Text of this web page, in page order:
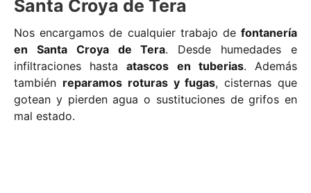
Santa Croya de Tera
Nos encargamos de cualquier trabajo de fontanería
en Santa Croya de Tera. Desde humedades e
infiltraciones hastaatascos en tuberias. Además
también reparamos roturas y fugas, cisternas que
gotean y pierden agua o sustituciones de grifos en
mal estado.